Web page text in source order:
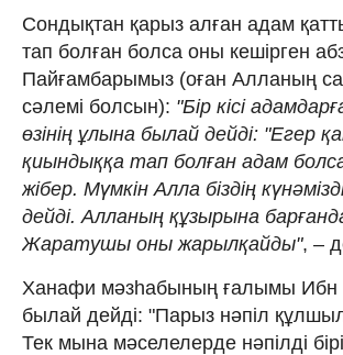
Сондықтан қарыз алған адам
тап болған болса оны кешірген
Пайғамбарымыз (оған Алланың
сәлемі болсын): "Бір кісі
өзінің ұлына былай дейді: "Егер
қиындыққа тап болған адам
жібер. Мүмкін Алла біздің
дейді. Алланың құзырына
Жаратушы оны жарылқайды", –
Ханафи мәзһабының ғалымы
былай дейді: "Парыз нәпіл
Тек мына мәселелерде нәпілді